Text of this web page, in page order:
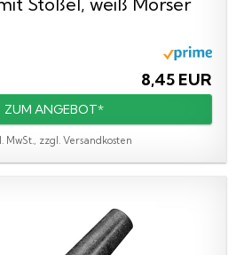
8,45 EUR
ZUM ANGEBOT*
MwSt., zzgl. Versandkosten